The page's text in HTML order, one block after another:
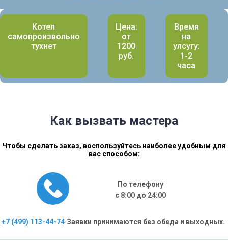
Котел
самопроизвольно
тухнет
Цена:
от
1200
руб.
Время
на
улсугу:
1-2
часа
Как вызвать мастера
Чтобы сделать заказ, воспользуйтесь наиболее удобным для
вас способом:
По телефону
с 8:00 до 24:00
+7 (499) 113-44-74 Заявки принимаются без обеда и выходных.